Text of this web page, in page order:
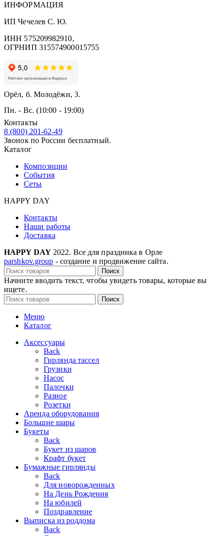
ИНФОРМАЦИЯ
ИП Чечелев С. Ю.
ИНН 575209982910,
ОГРНИП 315574900015755
Орёл, б. Молодёжи, 3.
Пн. - Вс. (10:00 - 19:00)
Контакты
8 (800) 201-62-49
Звонок по России бесплатный.
Каталог
Композиции
События
Сеты
HAPPY DAY
Контакты
Наши работы
Доставка
HAPPY DAY 2022. Все для праздника в Орле
parshkov.group - создание и продвижение сайта.
Поиск
Начните вводить текст, чтобы увидеть товары, которые вы
ищете.
Поиск
Меню
Каталог
Аксессуары
Back
Гирлянда тассел
Грузики
Насос
Палочки
Разное
Розетки
Аренда оборудования
Большие шары
Букеты
Back
Букет из шаров
Крафт букет
Бумажные гирлянды
Back
Для новорожденных
На День Рождения
На юбилей
Поздравление
Выписка из роддома
Back